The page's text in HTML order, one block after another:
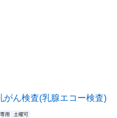
がん検査(乳腺エコー検査)
用 土曜可